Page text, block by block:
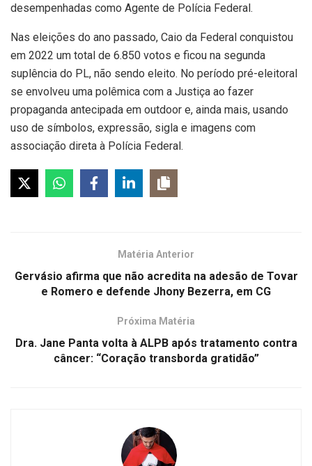
desempenhadas como Agente de Polícia Federal.
Nas eleições do ano passado, Caio da Federal conquistou
em 2022 um total de 6.850 votos e ficou na segunda
suplência do PL, não sendo eleito. No período pré-eleitoral
se envolveu uma polêmica com a Justiça ao fazer
propaganda antecipada em outdoor e, ainda mais, usando
uso de símbolos, expressão, sigla e imagens com
associação direta à Polícia Federal.
Matéria Anterior
Gervásio afirma que não acredita na adesão de Tovar
e Romero e defende Jhony Bezerra, em CG
Próxima Matéria
Dra. Jane Panta volta à ALPB após tratamento contra
câncer: “Coração transborda gratidão”